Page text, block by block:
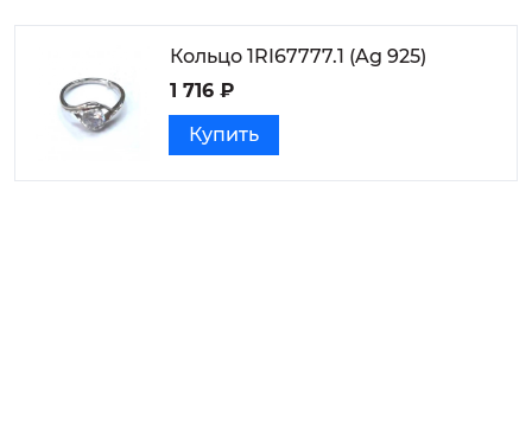
Кольцо 1RI67777.1 (Ag 925)
1 716 ₽
Купить